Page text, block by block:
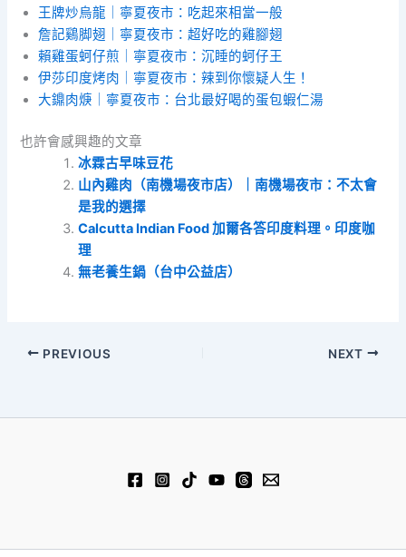
王牌炒烏龍｜寧夏夜市：吃起來相當一般
詹記鷄脚翅｜寧夏夜市：超好吃的雞腳翅
賴雞蛋蚵仔煎｜寧夏夜市：沉睡的蚵仔王
伊莎印度烤肉｜寧夏夜市：辣到你懷疑人生！
大鐤肉焿｜寧夏夜市：台北最好喝的蛋包蝦仁湯
也許會感興趣的文章
冰霖古早味豆花
山內雞肉（南機場夜市店）｜南機場夜市：不太會
是我的選擇
Calcutta Indian Food 加爾各答印度料理。印度咖
理
無老養生鍋（台中公益店）
PREVIOUS NEXT